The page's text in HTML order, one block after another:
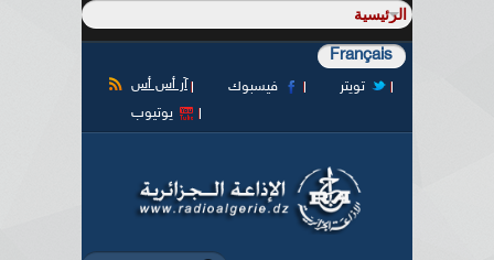
Français
آر أس أس فيسبوك
تويتر
يوتيوب